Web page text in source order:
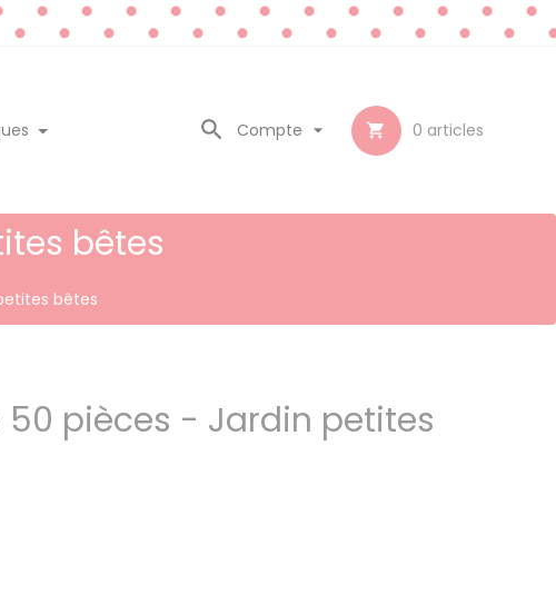
 0 articles
Compte 

bêtes
bêtes
50 pièces - Jardin petites